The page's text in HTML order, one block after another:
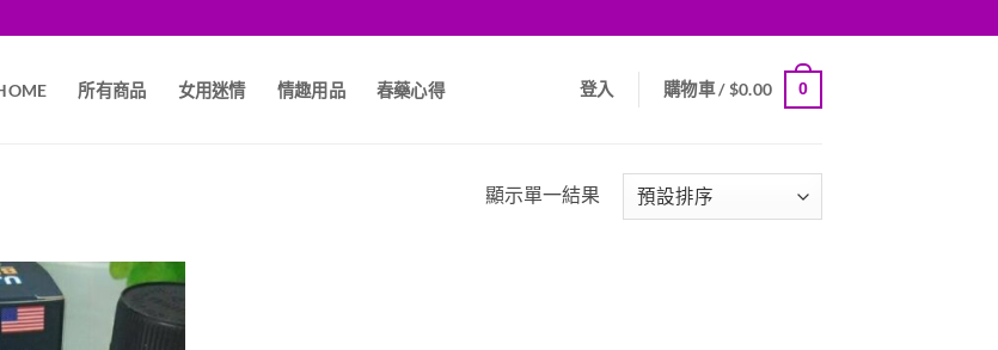
所有商品 女用迷情 情趣用品 春藥心得 登入 購物車 /$0.00 0
顯示單一結果